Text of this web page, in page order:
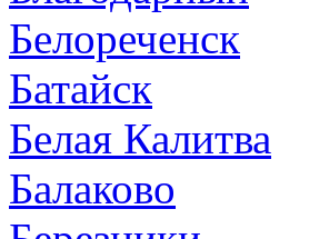
Белореченск
Батайск
Белая Калитва
Балаково